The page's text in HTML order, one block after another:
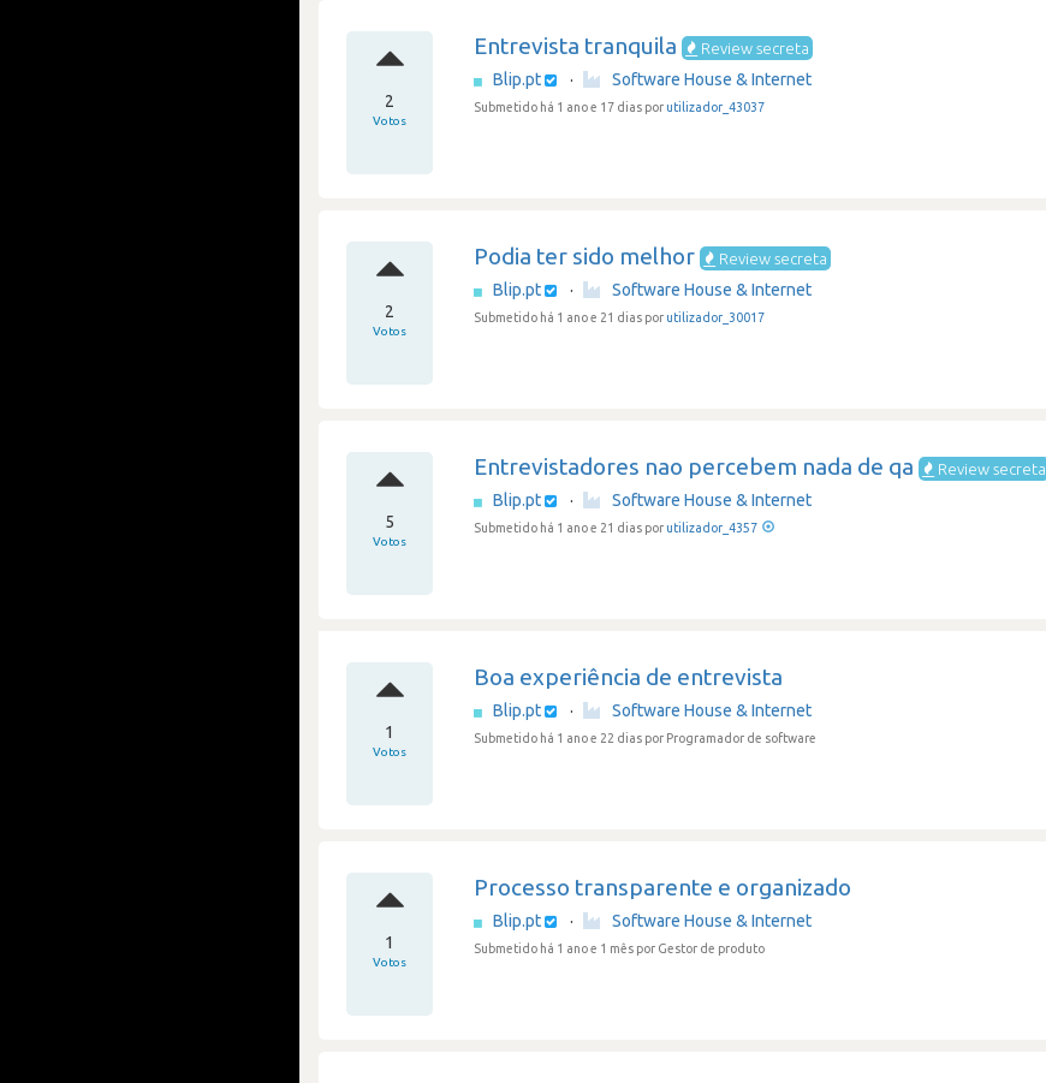
2
Votos
Entrevista tranquila Review secreta
Blip.pt · Software House & Internet
Submetido há 1 ano e 17 dias por utilizador_43037
2
Votos
Podia ter sido melhor Review secreta
Blip.pt · Software House & Internet
Submetido há 1 ano e 21 dias por utilizador_30017
5
Votos
Entrevistadores nao percebem nada de qa Review secreta
Blip.pt · Software House & Internet
Submetido há 1 ano e 21 dias por utilizador_4357
1
Votos
Boa experiência de entrevista
Blip.pt · Software House & Internet
Submetido há 1 ano e 22 dias por Programador de software
1
Votos
Processo transparente e organizado
Blip.pt · Software House & Internet
Submetido há 1 ano e 1 mês por Gestor de produto